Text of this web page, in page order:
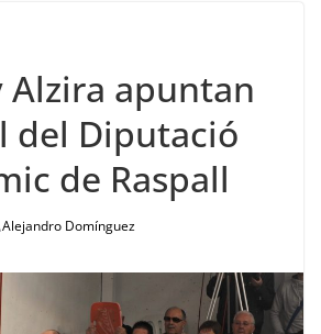
Alzira apuntan
del Diputació
de Raspall
Alejandro Domínguez